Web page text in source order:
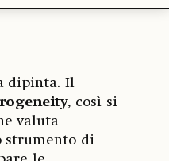
dipinta. Il
, così si
valuta
strumento di